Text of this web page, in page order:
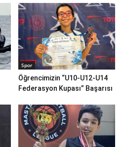
Spor
Öğrencimizin “U10-U12-U14
Federasyon Kupası” Başarısı